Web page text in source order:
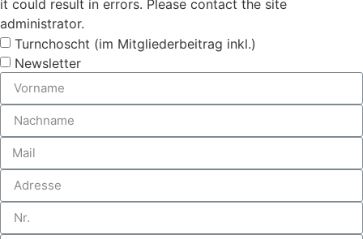
it could result in errors. Please contact the site
administrator.
Turnchoscht (im Mitgliederbeitrag inkl.)
Newsletter